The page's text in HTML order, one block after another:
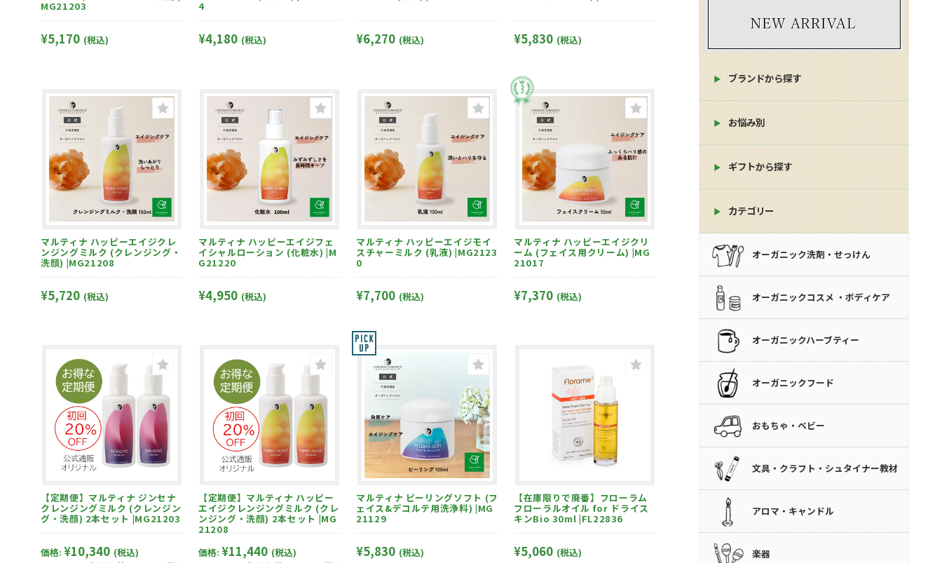
MG21203
¥5,170 (税込)
4
¥4,180 (税込) ¥6,270 (税込) ¥5,830 (税込)
マルティナ ハッピーエイジクレ
ンジングミルク (クレンジング・
洗顔) |MG21208
¥5,720 (税込)
マルティナ ハッピーエイジフェ
イシャルローション (化粧水) |M
G21220
¥4,950 (税込)
マルティナ ハッピーエイジモイ
スチャーミルク (乳液) |MG2123
0
¥7,700 (税込)
マルティナ ハッピーエイジクリ
ーム (フェイス用クリーム) |MG
21017
¥7,370 (税込)
【定期便】マルティナ ジンセナ
クレンジングミルク (クレンジン
グ・洗顔) 2本セット |MG21203
価格: ¥10,340 (税込)
【定期便】マルティナ ハッピー
エイジクレンジングミルク (クレ
ンジング・洗顔) 2本セット |MG
21208
価格: ¥11,440 (税込)
マルティナ ピーリングソフト (フ
ェイス&デコルテ用洗浄料) |MG
21129
¥5,830 (税込)
【在庫限りで廃番】フローラム
フローラルオイル for ドライス
キンBio 30ml |FL22836
¥5,060 (税込)
ブランドから探す
お悩み別
ギフトから探す
カテゴリー
オーガニック洗剤・せっけん
オーガニックコスメ ・ボディケア
オーガニックハーブティー
オーガニックフード
おもちゃ・ベビー
文具・クラフト・シュタイナー教材
アロマ・キャンドル
楽器